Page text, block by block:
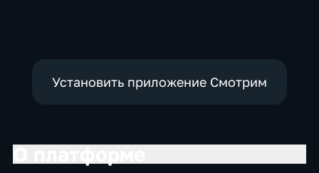
Установить приложение Смотрим